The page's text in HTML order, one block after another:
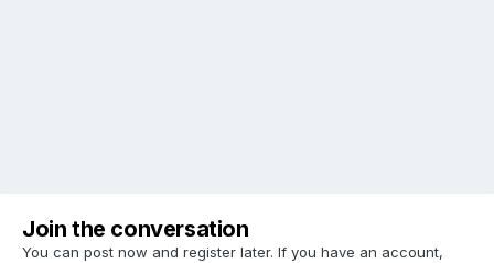
Join the conversation
You can post now and register later. If you have an account,